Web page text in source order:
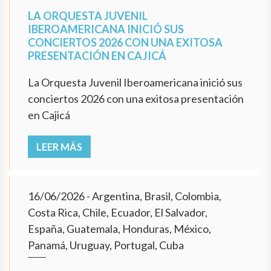
LA ORQUESTA JUVENIL
IBEROAMERICANA INICIÓ SUS
CONCIERTOS 2026 CON UNA EXITOSA
PRESENTACIÓN EN CAJICÁ
La Orquesta Juvenil Iberoamericana inició sus
conciertos 2026 con una exitosa presentación
en Cajicá
LEER MÁS
16/06/2026- Argentina, Brasil, Colombia,
Costa Rica, Chile, Ecuador, El Salvador,
España, Guatemala, Honduras, México,
Panamá, Uruguay, Portugal, Cuba